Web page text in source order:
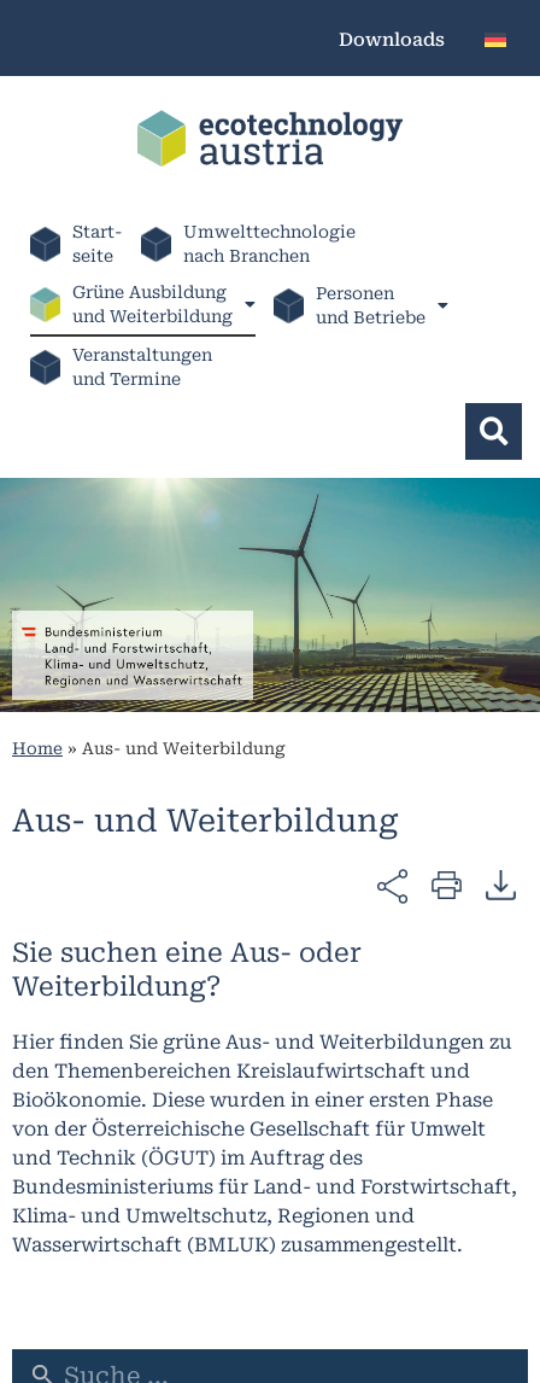
Downloads
Start-
seite
Umwelttechnologie
nach Branchen
Grüne Ausbildung
und Weiterbildung
Personen
und Betriebe
Veranstaltungen
und Termine
Home » Aus- und Weiterbildung
Aus- und Weiterbildung
Sie suchen eine Aus- oder
Weiterbildung?
Hier finden Sie grüne Aus- und Weiterbildungen zu
den Themenbereichen Kreislaufwirtschaft und
Bioökonomie. Diese wurden in einer ersten Phase
von der Österreichische Gesellschaft für Umwelt
und Technik (ÖGUT) im Auftrag des
Bundesministeriums für Land- und Forstwirtschaft,
Klima- und Umweltschutz, Regionen und
Wasserwirtschaft (BMLUK) zusammengestellt.